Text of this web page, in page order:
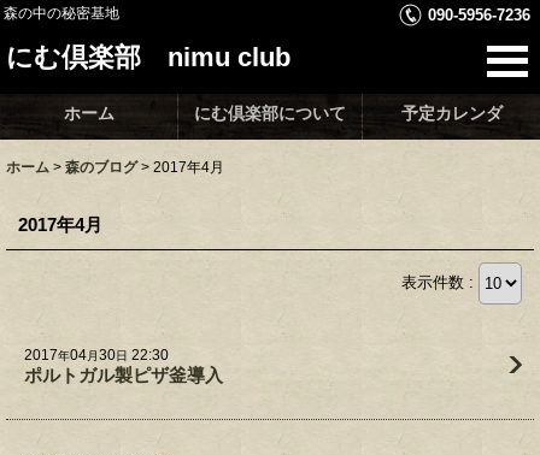
森の中の秘密基地 090-5956-7236
にむ倶楽部 nimu club
ホーム にむ倶楽部について 予定カレンダ
ホーム > 森のブログ > 2017年4月
2017年4月
表示件数 :
2017年04月30日 22:30
ポルトガル製ピザ釜導入